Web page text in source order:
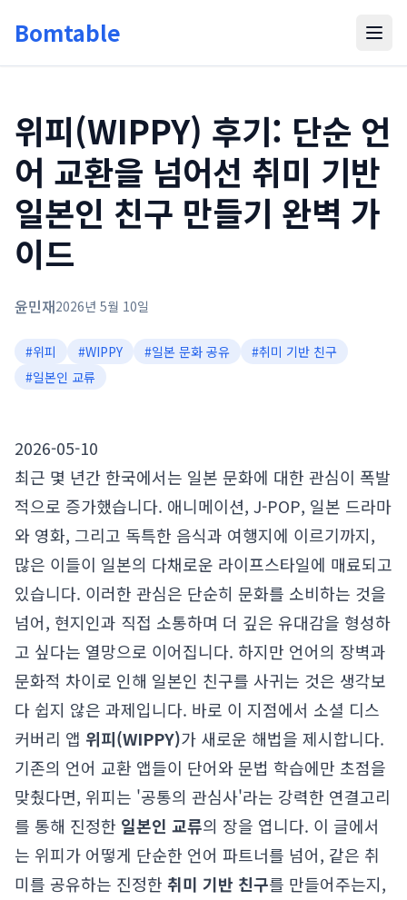
Bomtable
위피(WIPPY) 후기: 단순 언
어 교환을 넘어선 취미 기반
일본인 친구 만들기 완벽 가
이드
윤민재2026년 5월 10일
#위피 #WIPPY #일본 문화 공유 #취미 기반 친구
#일본인 교류
2026-05-10
최근 몇 년간 한국에서는 일본 문화에 대한 관심이 폭발
적으로 증가했습니다. 애니메이션, J-POP, 일본 드라마
와 영화, 그리고 독특한 음식과 여행지에 이르기까지,
많은 이들이 일본의 다채로운 라이프스타일에 매료되고
있습니다. 이러한 관심은 단순히 문화를 소비하는 것을
넘어, 현지인과 직접 소통하며 더 깊은 유대감을 형성하
고 싶다는 열망으로 이어집니다. 하지만 언어의 장벽과
문화적 차이로 인해 일본인 친구를 사귀는 것은 생각보
다 쉽지 않은 과제입니다. 바로 이 지점에서 소셜 디스
커버리 앱 위피(WIPPY)가 새로운 해법을 제시합니다.
기존의 언어 교환 앱들이 단어와 문법 학습에만 초점을
맞췄다면, 위피는 '공통의 관심사'라는 강력한 연결고리
를 통해 진정한 일본인 교류의 장을 엽니다. 이 글에서
는 위피가 어떻게 단순한 언어 파트너를 넘어, 같은 취
미를 공유하는 진정한 취미 기반 친구를 만들어주는지,